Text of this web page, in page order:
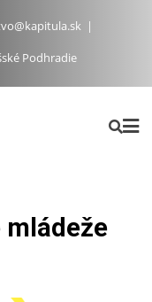
Podhradie